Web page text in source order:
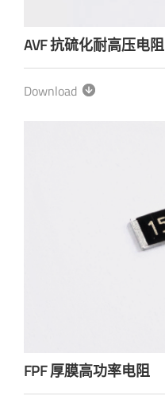
AVF 抗硫化耐高压电阻
Download
FPF 厚膜高功率电阻